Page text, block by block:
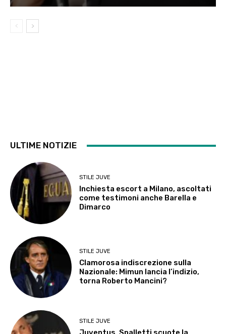
ULTIME NOTIZIE
STILE JUVE
Inchiesta escort a Milano, ascoltati
come testimoni anche Barella e
Dimarco
STILE JUVE
Clamorosa indiscrezione sulla
Nazionale: Mimun lancia l’indizio,
torna Roberto Mancini?
STILE JUVE